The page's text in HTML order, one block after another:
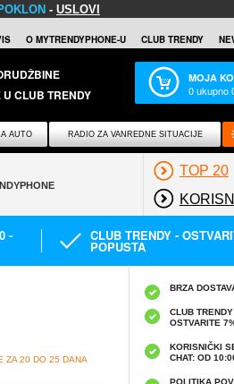
- USLOVI
O MYTRENDYPHONE-U CLUB TRENDY
CLUB TRENDY
MOJA
0ukupno
AUTO RADIO ZA VANREDNE SITUACIJE
TOP 20
- CLUB TRENDY -
POPUSTA
ZA 20 DO 25 DANA
BRZA
CLUB TRENDY
OSTVARITE
KORISNIČKI
CHAT: OD
POLITIKA